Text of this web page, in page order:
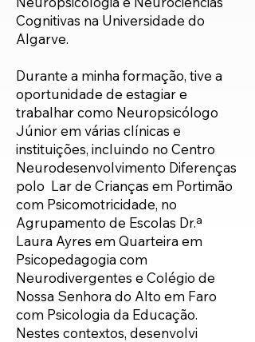
Cognitivas na Universidade do
Algarve.
Durante a minha formação, tive a
oportunidade de estagiar e
trabalhar como Neuropsicólogo
Júnior em várias clínicas e
instituições, incluindo no Centro
Neurodesenvolvimento Diferenças
polo Lar de Crianças em Portimão
com Psicomotricidade, no
Agrupamento de Escolas Dr.ª
Laura Ayres em Quarteira em
Psicopedagogia com
Neurodivergentes e Colégio de
Nossa Senhora do Alto em Faro
com Psicologia da Educação.
Nestes contextos, desenvolvi